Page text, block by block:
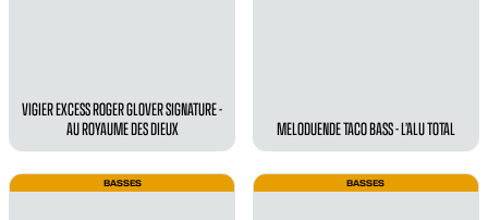
VIGIER EXCESS ROGER GLOVER SIGNATURE -
AU ROYAUME DES DIEUX MELODUENDE TACO BASS - L’ALU TOTAL
BASSES BASSES